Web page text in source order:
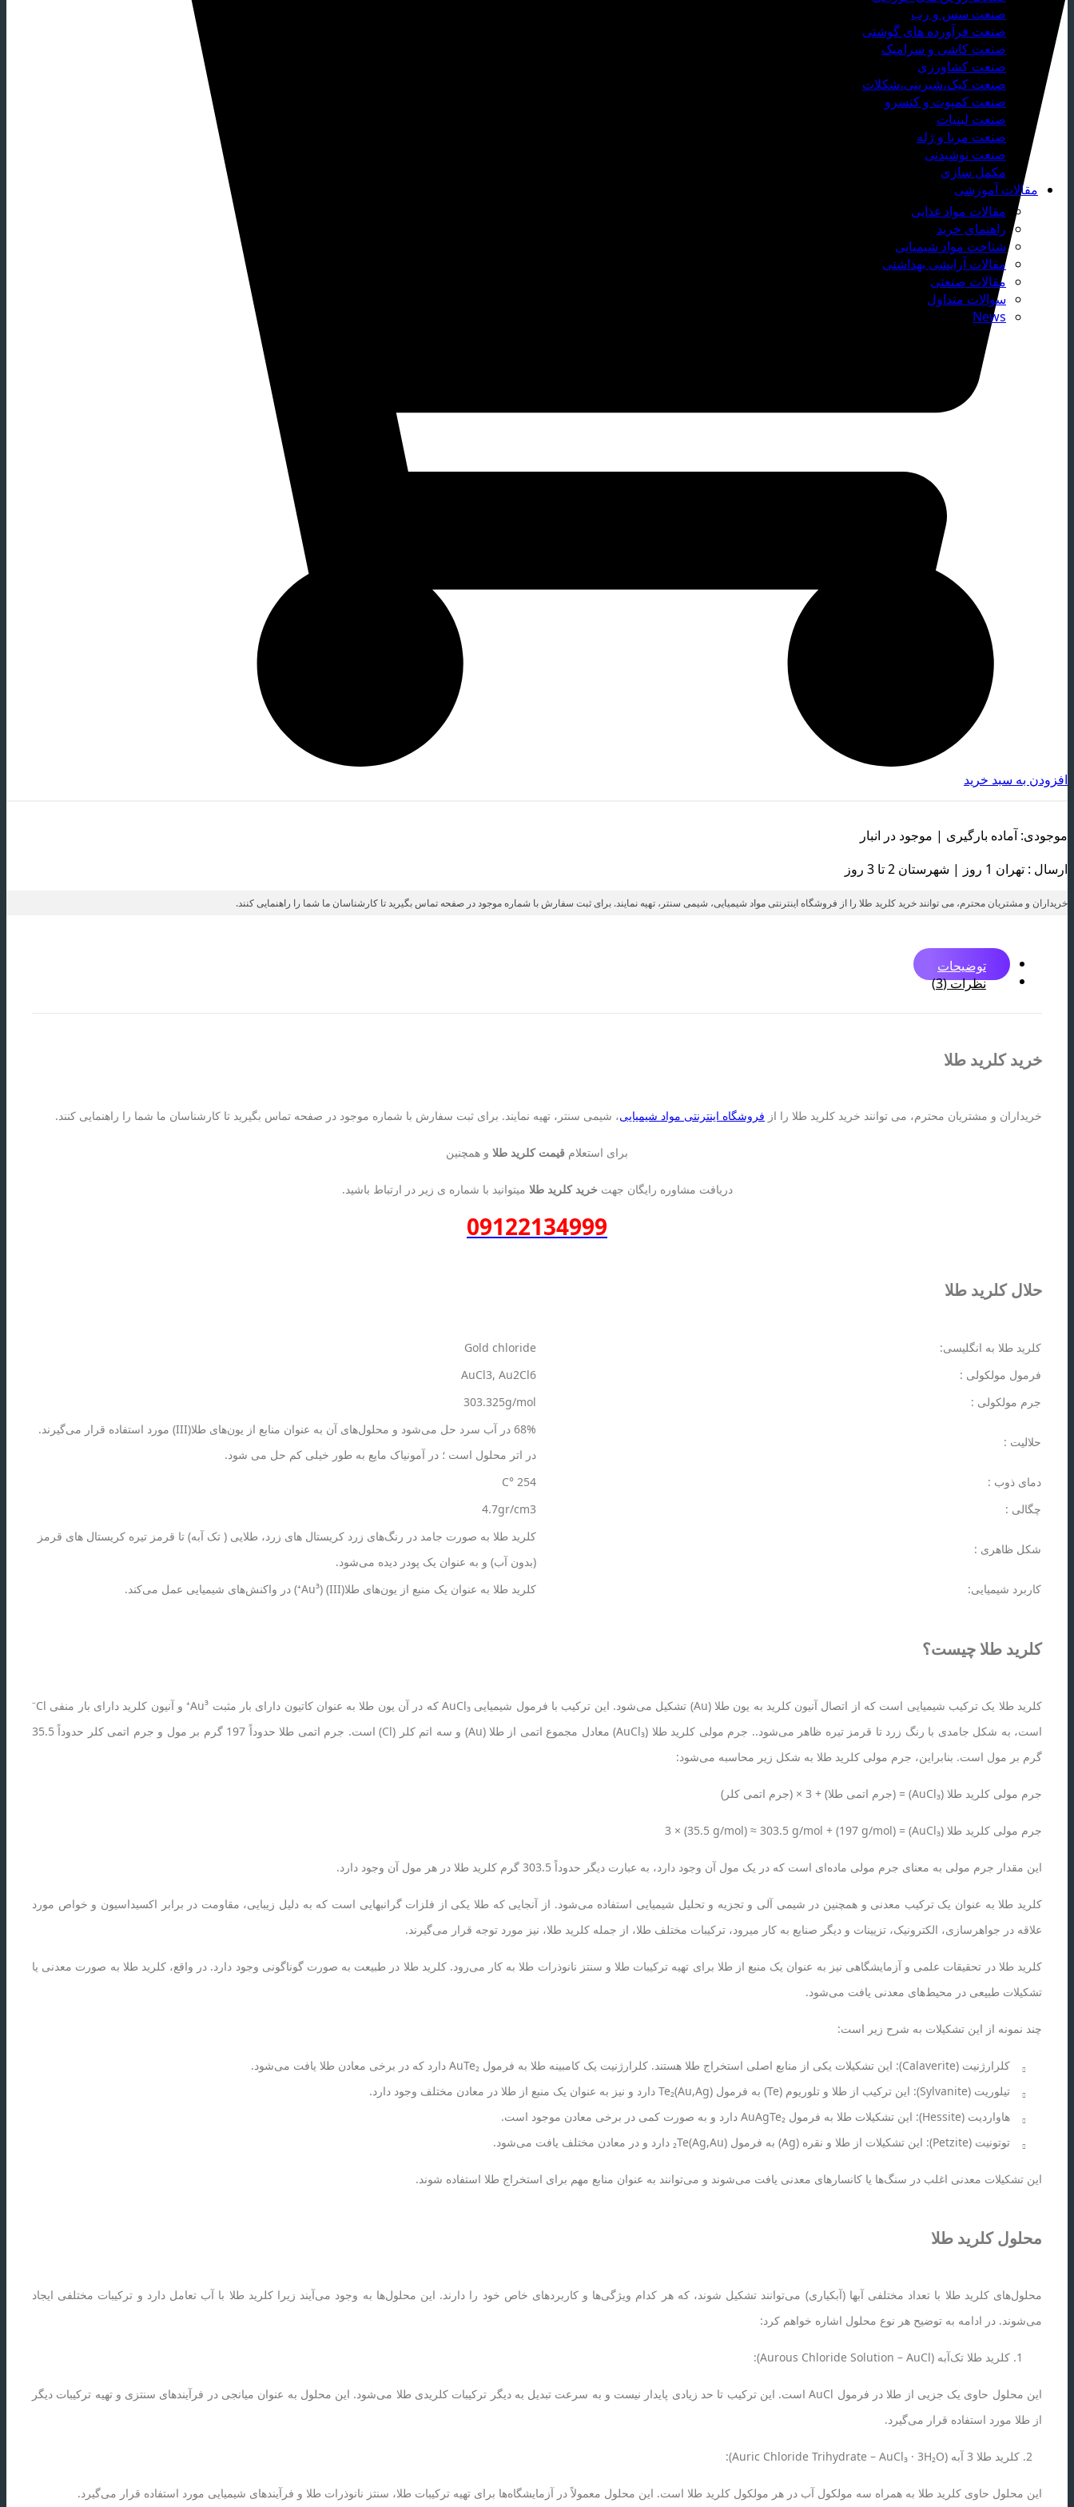
صنعت سس و رب
صنعت فرآورده های گوشتی
صنعت کاشی و سرامیک
صنعت کشاورزی
صنعت کیک،شیرینی،شکلات
صنعت کمپوت و کنسرو
صنعت لبنیات
صنعت مربا و ژله
صنعت نوشیدنی
مکمل سازی
مقالات آموزشی
مقالات مواد غذایی
راهنمای خرید
شناخت مواد شیمیایی
مقالات آرایشی بهداشتی
مقالات صنعتی
سوالات متداول
News
افزودن به سبد خرید
موجودی: آماده بارگیری | موجود در انبار
ارسال : تهران 1 روز | شهرستان 2 تا 3 روز
خریداران و مشتریان محترم، می توانند خرید کلرید طلا را از فروشگاه اینترنتی مواد شیمیایی، شیمی سنتر، تهیه نمایند. برای ثبت سفارش با شماره موجود در صفحه تماس بگیرید تا کارشناسان ما شما را راهنمایی کنند.
توضیحات
نظرات (3)
خرید کلرید طلا
خریداران و مشتریان محترم، می توانند خرید کلرید طلا را از فروشگاه اینترنتی مواد شیمیایی، شیمی سنتر، تهیه نمایند. برای ثبت سفارش با شماره موجود در صفحه تماس بگیرید تا کارشناسان ما شما را راهنمایی کنند.
برای استعلام قیمت کلرید طلا و همچنین
دریافت مشاوره رایگان جهت خرید کلرید طلا میتوانید با شماره ی زیر در ارتباط باشید.
09122134999
حلال کلرید طلا
کلرید طلا به انگلیسی:
Gold chloride
فرمول مولکولی :
AuCl3, Au2Cl6
جرم مولکولی :
303.325g/mol
حلالیت :
68% در آب سرد حل می‌شود و محلول‌های آن به عنوان منابع از یون‌های طلا(III) مورد استفاده قرار می‌گیرند.
در اتر محلول است ؛ در آمونیاک مایع به طور خیلی کم حل می شود.
دمای ذوب :
254 °C
چگالی :
4.7gr/cm3
شکل ظاهری :
کلرید طلا به صورت جامد در رنگ‌های زرد کریستال های زرد، طلایی ( تک آبه) تا قرمز تیره کریستال های قرمز
(بدون آب) و به عنوان یک پودر دیده می‌شود.
کاربرد شیمیایی:
کلرید طلا به عنوان یک منبع از یون‌های طلا(III) (Au³⁺) در واکنش‌های شیمیایی عمل می‌کند.
کلرید طلا چیست؟
کلرید طلا یک ترکیب شیمیایی است که از اتصال آنیون کلرید به یون طلا (Au) تشکیل می‌شود. این ترکیب با فرمول شیمیایی AuCl₃ که در آن یون طلا به عنوان کاتیون دارای بار مثبت Au³⁺ و آنیون کلرید دارای بار منفی Cl⁻
است، به شکل جامدی با رنگ زرد تا قرمز تیره ظاهر می‌شود.. جرم مولی کلرید طلا (AuCl₃) معادل مجموع اتمی از طلا (Au) و سه اتم کلر (Cl) است. جرم اتمی طلا حدوداً 197 گرم بر مول و جرم اتمی کلر حدوداً 35.5
گرم بر مول است. بنابراین، جرم مولی کلرید طلا به شکل زیر محاسبه می‌شود:
جرم مولی کلرید طلا (AuCl₃) = (جرم اتمی طلا) + 3 × (جرم اتمی کلر)
جرم مولی کلرید طلا (AuCl₃) = (197 g/mol) + 3 × (35.5 g/mol) ≈ 303.5 g/mol
این مقدار جرم مولی به معنای جرم مولی ماده‌ای است که در یک مول آن وجود دارد، به عبارت دیگر حدوداً 303.5 گرم کلرید طلا در هر مول آن وجود دارد.
کلرید طلا به عنوان یک ترکیب معدنی و همچنین در شیمی آلی و تجزیه و تحلیل شیمیایی استفاده می‌شود. از آنجایی که طلا یکی از فلزات گرانبهایی است که به دلیل زیبایی، مقاومت در برابر اکسیداسیون و خواص مورد
علاقه در جواهرسازی، الکترونیک، تزیینات و دیگر صنایع به کار میرود، ترکیبات مختلف طلا، از جمله کلرید طلا، نیز مورد توجه قرار می‌گیرند.
کلرید طلا در تحقیقات علمی و آزمایشگاهی نیز به عنوان یک منبع از طلا برای تهیه ترکیبات طلا و سنتز نانوذرات طلا به کار می‌رود. کلرید طلا در طبیعت به صورت گوناگونی وجود دارد. در واقع، کلرید طلا به صورت معدنی یا
تشکیلات طبیعی در محیط‌های معدنی یافت می‌شود.
چند نمونه از این تشکیلات به شرح زیر است:
کلرارژنیت (Calaverite): این تشکیلات یکی از منابع اصلی استخراج طلا هستند. کلرارژنیت یک کامبینه طلا به فرمول AuTe₂ دارد که در برخی معادن طلا یافت می‌شود.
تیلوریت (Sylvanite): این ترکیب از طلا و تلوریوم (Te) به فرمول (Au,Ag)Te₂ دارد و نیز به عنوان یک منبع از طلا در معادن مختلف وجود دارد.
هاواردیت (Hessite): این تشکیلات طلا به فرمول AuAgTe₂ دارد و به صورت کمی در برخی معادن موجود است.
توتونیت (Petzite): این تشکیلات از طلا و نقره (Ag) به فرمول (Ag,Au)₂Te دارد و در معادن مختلف یافت می‌شود.
این تشکیلات معدنی اغلب در سنگ‌ها یا کانسارهای معدنی یافت می‌شوند و می‌توانند به عنوان منابع مهم برای استخراج طلا استفاده شوند.
محلول کلرید طلا
محلول‌های کلرید طلا با تعداد مختلفی آبها (آبکیاری) می‌توانند تشکیل شوند، که هر کدام ویژگی‌ها و کاربردهای خاص خود را دارند. این محلول‌ها به وجود می‌آیند زیرا کلرید طلا با آب تعامل دارد و ترکیبات مختلفی ایجاد
می‌شوند. در ادامه به توضیح هر نوع محلول اشاره خواهم کرد:
کلرید طلا تک‌آبه (Aurous Chloride Solution – AuCl):
این محلول حاوی یک جزیی از طلا در فرمول AuCl است. این ترکیب تا حد زیادی پایدار نیست و به سرعت تبدیل به دیگر ترکیبات کلریدی طلا می‌شود. این محلول به عنوان میانجی در فرآیندهای سنتزی و تهیه ترکیبات دیگر
از طلا مورد استفاده قرار می‌گیرد.
این محلول حاوی کلرید طلا به همراه سه مولکول آب در هر مولکول کلرید طلا است. این محلول معمولاً در آزمایشگاه‌ها برای تهیه ترکیبات طلا، سنتز نانوذرات طلا و فرآیندهای شیمیایی مورد استفاده قرار می‌گیرد.